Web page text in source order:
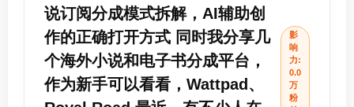
说订阅分成模式拆解，AI辅助创
作的正确打开方式 同时我分享几
个海外小说和电子书分成平台，
作为新手可以看看，Wattpad、
影
响
力:
0.0
万
粉